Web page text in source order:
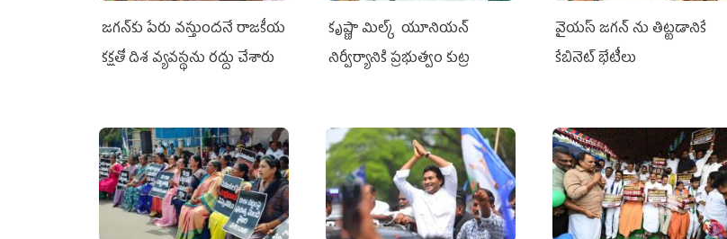
జగన్‌కు పేరు వస్తుందనే రాజకీయ
కక్షతో దిశ వ్య‌వ‌స్థ‌ను రద్దు చేశారు
కృష్ణా మిల్క్‌ యూనియన్‌
నిర్వీర్యానికి ప్రభుత్వం కుట్ర
వైయ‌స్ జగన్‌ ను తిట్టడానికే
కేబినెట్‌ భేటీలు